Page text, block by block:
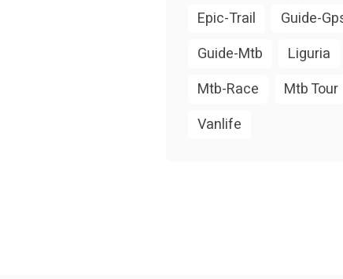
Epic-Trail
Guide-
Guide-Mtb
Liguria
Mtb-Race
Mtb Tour
Vanlife